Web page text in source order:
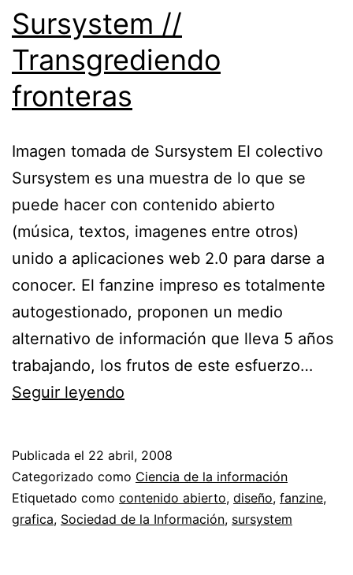
Sursystem //
Transgrediendo
fronteras
Imagen tomada de Sursystem El colectivo
Sursystem es una muestra de lo que se
puede hacer con contenido abierto
(música, textos, imagenes entre otros)
unido a aplicaciones web 2.0 para darse a
conocer. El fanzine impreso es totalmente
autogestionado, proponen un medio
alternativo de información que lleva 5 años
trabajando, los frutos de este esfuerzo…
Seguir leyendo
fronteras
Publicada el 22 abril, 2008
Categorizado como Ciencia de la información
Etiquetado como contenido abierto, diseño, fanzine,
grafica, Sociedad de la Información, sursystem